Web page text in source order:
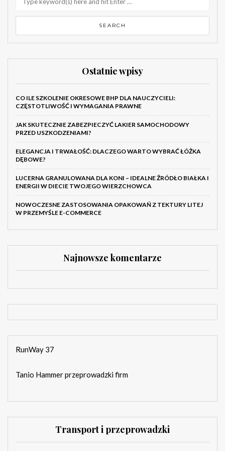
Ostatnie wpisy
CO ILE SZKOLENIE OKRESOWE BHP DLA NAUCZYCIELI:
CZĘSTOTLIWOŚĆ I WYMAGANIA PRAWNE
JAK SKUTECZNIE ZABEZPIECZYĆ LAKIER SAMOCHODOWY
PRZED USZKODZENIAMI?
ELEGANCJA I TRWAŁOŚĆ: DLACZEGO WARTO WYBRAĆ ŁÓŻKA
DĘBOWE?
LUCERNA GRANULOWANA DLA KONI – IDEALNE ŹRÓDŁO BIAŁKA I
ENERGII W DIECIE TWOJEGO WIERZCHOWCA
NOWOCZESNE ZASTOSOWANIA OPAKOWAŃ Z TEKTURY LITEJ
W PRZEMYŚLE E-COMMERCE
Najnowsze komentarze
RunWay 37
Tanio Hammer przeprowadzki firm
Transport i przeprowadzki